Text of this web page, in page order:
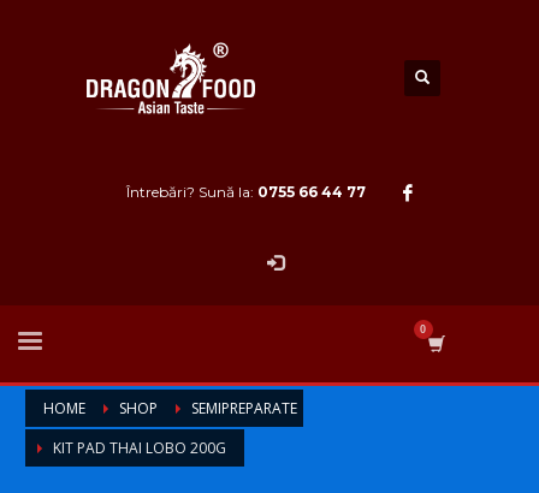
Întrebări? Sună la: 0755 66 44 77
HOME SHOP
SEMIPREPARATE
KIT PAD THAI LOBO 200G